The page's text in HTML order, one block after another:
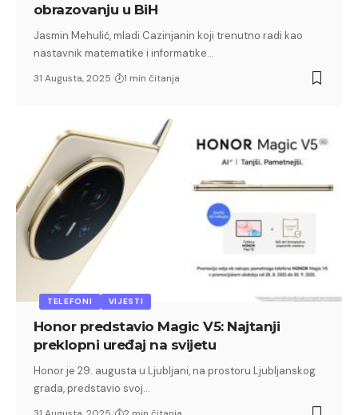
obrazovanju u BiH
Jasmin Mehulić, mladi Cazinjanin koji trenutno radi kao
nastavnik matematike i informatike…
31 Augusta, 2025 1 min čitanja
TELEFONI VIJESTI
Honor predstavio Magic V5: Najtanji
preklopni uređaj na svijetu
Honor je 29. augusta u Ljubljani, na prostoru Ljubljanskog
grada, predstavio svoj…